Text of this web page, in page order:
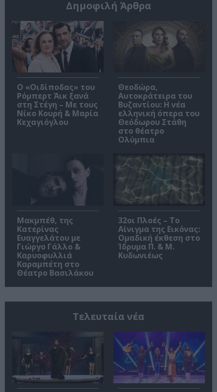
Δημοφιλή Άρθρα
O «Οιδίποδας» του
Ρόμπερτ Άικ ξανά
στη Στέγη – Με τους
Νίκο Κουρή & Μαρία
Κεχαγιόγλου
Θεοδώρα,
Αυτοκράτειρα του
Βυζαντίου: Η νέα
ελληνική όπερα του
Θεόδωρου Στάθη
στο θέατρο
Ολύμπια
Μακμπέθ, της
Κατερίνας
Ευαγγελάτου με
Γιώργο Γάλλο &
Καρυοφυλλιά
Καραμπέτη στο
Θέατρο Βασιλάκου
32οι Πλοές – Το
Αίνιγμα της Εικόνας:
Ομαδική έκθεση στο
Ίδρυμα Π. & Μ.
Κυδωνιέως
Τελευταία νέα